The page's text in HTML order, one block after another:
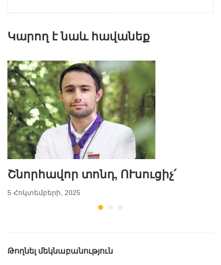
Ծիծեռնակաբերդի
ծաղիկները
երկրորդ
կյանք
կստանան
մեկնարկել է
Կարող է նաև հավանեք
Շնորհավոր տոնդ, ՈՒսուցիչ՛
5 Հոկտեմբերի, 2025
Թողնել մեկնաբանություն